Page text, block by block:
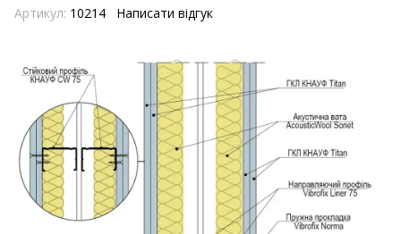
Артикул: 10214 Написати відгук